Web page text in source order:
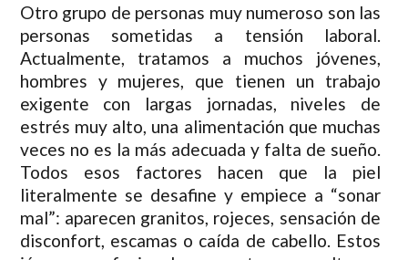
Otro grupo de personas muy numeroso son las
personas sometidas a tensión laboral.
Actualmente, tratamos a muchos jóvenes,
hombres y mujeres, que tienen un trabajo
exigente con largas jornadas, niveles de
estrés muy alto, una alimentación que muchas
veces no es la más adecuada y falta de sueño.
Todos esos factores hacen que la piel
literalmente se desafine y empiece a “sonar
mal”: aparecen granitos, rojeces, sensación de
disconfort, escamas o caída de cabello. Estos